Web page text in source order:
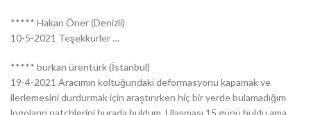
***** Hakan Öner (Denizli)
10-5-2021 Teşekkürler …
***** burkan ürentürk (İstanbul)
19-4-2021 Aracımın koltuğundaki deformasyonu kapamak ve
ilerlemesini durdurmak için araştırırken hiç bir yerde bulamadığım
logoların patchlerini burada buldum. Ulaşması 15 günü buldu ama